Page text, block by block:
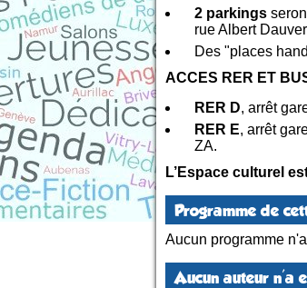
2 parkings
rue Albert
Des "places
ACCES RER ET
RER D, arrêt
RER E, arrêt
ZA.
L’Espace culturel
Programme de
Aucun programme
Aucun auteur n'a